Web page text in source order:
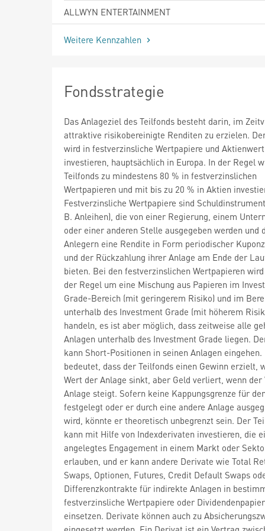
ALLWYN ENTERTAINMENT
Weitere Kennzahlen
Fondsstrategie
Das Anlageziel des Teilfonds besteht darin, im
attraktive risikobereinigte Renditen zu erzielen.
wird in festverzinsliche Wertpapiere und
investieren, hauptsächlich in Europa. In der Regel
Teilfonds zu mindestens 80 % in festverzinslichen
Wertpapieren und mit bis zu 20 % in Aktien
Festverzinsliche Wertpapiere sind
B. Anleihen), die von einer Regierung, einem
oder einer anderen Stelle ausgegeben werden und
Anlegern eine Rendite in Form periodischer
und der Rückzahlung ihrer Anlage am Ende der
bieten. Bei den festverzinslichen Wertpapieren
der Regel um eine Mischung aus Papieren im
Grade-Bereich (mit geringerem Risiko) und im
unterhalb des Investment Grade (mit höherem
handeln, es ist aber möglich, dass zeitweise alle
Anlagen unterhalb des Investment Grade liegen.
kann Short-Positionen in seinen Anlagen eingehen.
bedeutet, dass der Teilfonds einen Gewinn erzielt,
Wert der Anlage sinkt, aber Geld verliert, wenn der
Anlage steigt. Sofern keine Kappungsgrenze für
festgelegt oder er durch eine andere Anlage
wird, könnte er theoretisch unbegrenzt sein. Der
kann mit Hilfe von Indexderivaten investieren, die
angelegtes Engagement in einem Markt oder
erlauben, und er kann andere Derivate wie Total
Swaps, Optionen, Futures, Credit Default Swaps
Differenzkontrakte für indirekte Anlagen in
festverzinsliche Wertpapiere oder
einsetzen. Derivate können auch zu